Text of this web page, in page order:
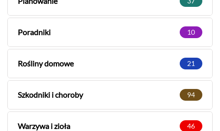
Poradniki 10
Rośliny domowe 21
Szkodniki i choroby 94
Warzywa i zioła 46